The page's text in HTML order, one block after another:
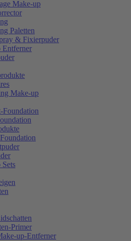
Make-up
Paletten
& Fixierpuder
Entferner
Make-up
Foundation
Sets
Primer
up-Entferner